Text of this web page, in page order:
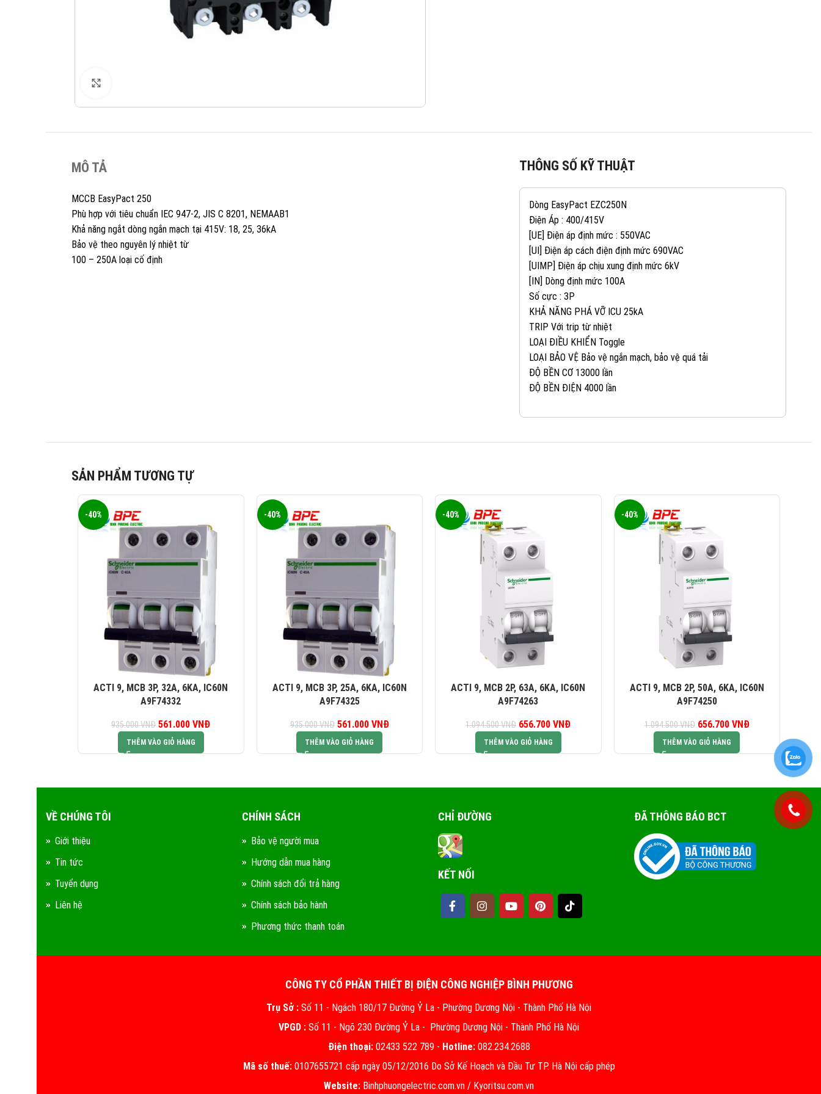
MÔ TẢ
MCCB EasyPact 250
Phù hợp với tiêu chuẩn IEC 947-2, JIS C 8201, NEMAAB1
Khả năng ngắt dòng ngắn mạch tại 415V: 18, 25, 36kA
Bảo vệ theo nguyên lý nhiệt từ
100 – 250A loại cố định
THÔNG SỐ KỸ THUẬT
Dòng EasyPact EZC250N
Điện Áp : 400/415V
[UE] Điện áp định mức : 550VAC
[UI] Điện áp cách điện định mức 690VAC
[UIMP] Điện áp chịu xung định mức 6kV
[IN] Dòng định mức 100A
Số cực : 3P
KHẢ NĂNG PHÁ VỠ ICU 25kA
TRIP Với trip từ nhiệt
LOẠI ĐIỀU KHIỂN Toggle
LOẠI BẢO VỆ Bảo vệ ngắn mạch, bảo vệ quá tải
ĐỘ BỀN CƠ 13000 lần
ĐỘ BỀN ĐIỆN 4000 lần
SẢN PHẨM TƯƠNG TỰ
-40%
ACTI 9, MCB 3P, 32A, 6KA, IC60N
A9F74332
935.000VNĐ
Giá gốc là:
935.000 VNĐ.
561.000VNĐ
THÊM VÀO GIỎ HÀNG
-40%
ACTI 9, MCB 3P, 25A, 6KA, IC60N
A9F74325
935.000VNĐ
Giá gốc là:
935.000 VNĐ.
561.000 VNĐ
THÊM VÀO GIỎ HÀNG
-40%
ACTI 9, MCB 2P, 63A, 6KA, IC60N
A9F74263
1.094.500VNĐ
Giá gốc là:
1.094.500 VNĐ.
656.700VNĐ
THÊM VÀO GIỎ HÀNG
-40%
ACTI 9, MCB 2P, 50A, 6KA, IC60N
A9F74250
1.094.500VNĐ
Giá gốc là:
1.094.500 VNĐ.
656.700 VNĐ
656.700 VNĐ.
THÊM VÀO GIỎ HÀNG
VỀ CHÚNG TÔI
Giới thiệu
Tin tức
Tuyển dụng
Liên hệ
CHÍNH SÁCH
Bảo vệ người mua
Hướng dẫn mua hàng
Chính sách đổi trả hàng
Chính sách bảo hành
Phương thức thanh toán
CHỈ ĐƯỜNG
KẾT NỐI
ĐÃ THÔNG BÁO BCT
CÔNG TY CỔ PHẦN THIẾT BỊ ĐIỆN CÔNG NGHIỆP BÌNH PHƯƠNG
Trụ Sở : Số 11 - Ngách 180/17 Đường Ỷ La - Phường Dương Nội - Thành Phố Hà Nội
VPGD : Số 11 - Ngõ 230 Đường Ỷ La - Phường Dương Nội - Thành Phố Hà Nội
Điện thoại:02433 522 789 - Hotline:082.234.2688
Mã số thuế:0107655721 cấp ngày 05/12/2016 Do Sở Kế Hoạch và Đầu Tư TP. Hà Nội cấp phép
Website: Binhphuongelectric.com.vn / Kyoritsu.com.vn
KINH DOANH 1: